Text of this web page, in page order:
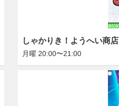
しゃかりき！ようへい商店
月曜 20:00〜21:00